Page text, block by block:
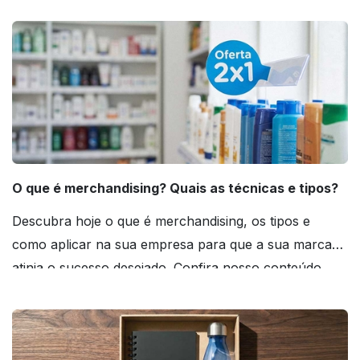
O que é merchandising? Quais as técnicas e tipos?
Descubra hoje o que é merchandising, os tipos e
como aplicar na sua empresa para que a sua marca
atinja o sucesso desejado. Confira nosso conteúdo